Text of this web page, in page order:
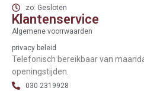
zo: Gesloten
Klantenservice
Algemene voorrwaarden
privacy beleid
Telefonisch bereikbaar van
openingstijden.
030 2319928